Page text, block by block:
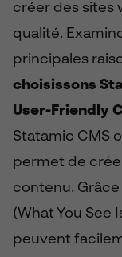
créer des sites
qualité.
principales
choisissons
User-Friendly
Statamic CMS
permet de
contenu.
(What You See
peuvent